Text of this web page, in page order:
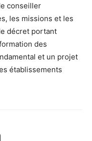
conseiller
les missions et les
décret portant
des
et un projet
établissements